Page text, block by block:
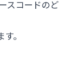
スコードのど
。